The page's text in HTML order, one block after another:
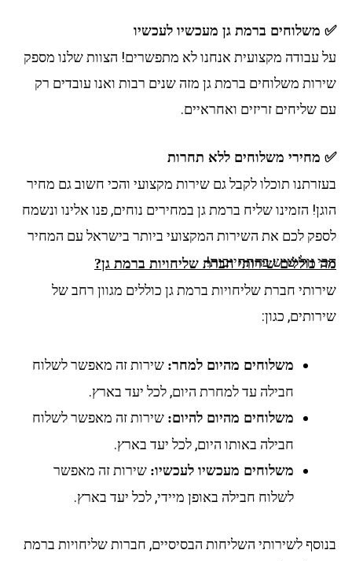
משלוחים ברמת גן מעכשיו לעכשיו
עבודה מקצועית אנחנו לא מתפשרים! הצוות שלנו מספק
משלוחים ברמת גן מזה שנים רבות ואנו עובדים רק
שליחים זריזים ואחראיים.
מחירי משלוחים ללא תחרות
תוכלו לקבל גם שירות מקצועי והכי חשוב גם מחיר
הזמינו שליח ברמת גן במחירים נוחים, פנו אלינו ונשמח
לכם את השירות המקצועי ביותר בישראל עם המחיר
זול שיש בהתחייבות!
כוללים שירותי חברת שליחויות ברמת גן?
חברת שליחויות ברמת גן כוללים מגוון רחב של
כגון:
משלוחים מהיום למחר:שירות זה מאפשר לשלוח
חבילה עד למחרת היום, לכל יעד בארץ.
משלוחים מהיום להיום:שירות זה מאפשר לשלוח
חבילה באותו היום, לכל יעד בארץ.
משלוחים מעכשיו לעכשיו:שירות זה מאפשר
לשלוח חבילה באופן מיידי, לכל יעד בארץ.
לשירותי השליחות הבסיסיים, חברות שליחויות ברמת